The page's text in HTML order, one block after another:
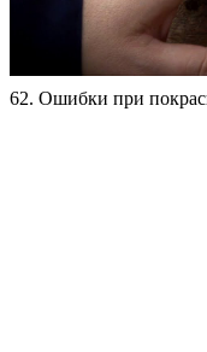
62. Ошибки при